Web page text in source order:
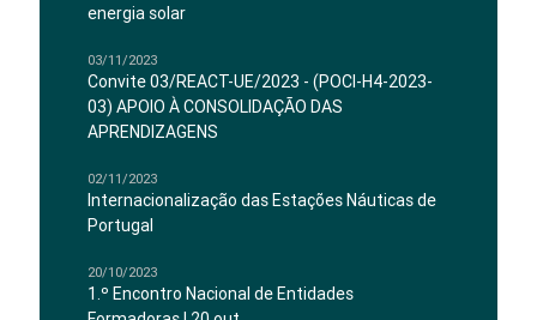
energia solar
03/11/2023
Convite 03/REACT-UE/2023 - (POCI-H4-2023-
03) APOIO À CONSOLIDAÇÃO DAS
APRENDIZAGENS
02/11/2023
Internacionalização das Estações Náuticas de
Portugal
20/10/2023
1.º Encontro Nacional de Entidades